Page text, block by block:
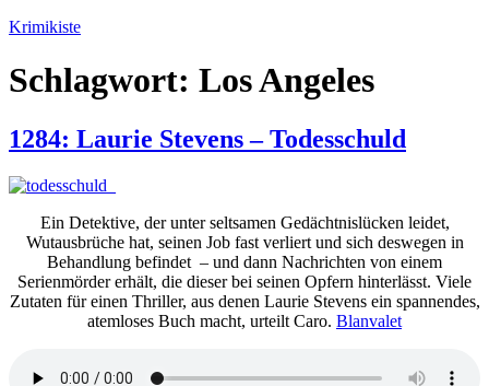
Zum
springen
Krimikiste
Schlagwort: Los Angeles
1284: Laurie Stevens – Todesschuld
Ein Detektive, der unter seltsamen Gedächtnislücken leidet,
Wutausbrüche hat, seinen Job fast verliert und sich deswegen in
Behandlung befindet – und dann Nachrichten von einem
Serienmörder erhält, die dieser bei seinen Opfern hinterlässt. Viele
Zutaten für einen Thriller, aus denen Laurie Stevens ein spannendes,
atemloses Buch macht, urteilt Caro. Blanvalet